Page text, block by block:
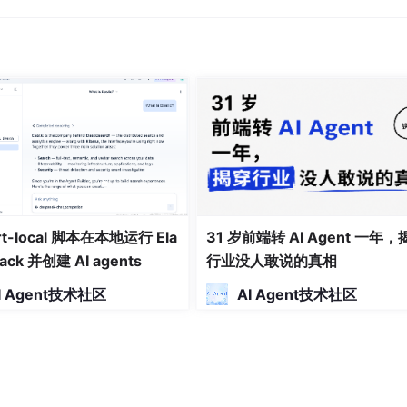
local 脚本在本地运行 Ela
并创建 AI agents
Agent技术社区
31 岁前端转 AI Agent 一年，
行业没人敢说的真相
AI Agent技术社区